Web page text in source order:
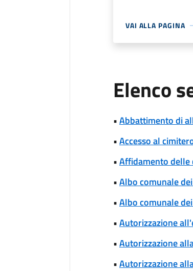
VAI ALLA PAGINA
Elenco
•Abbattimento di
•Accesso al
•Affidamento delle
•Albo comunale
•Albo comunale
•Autorizzazione
•Autorizzazione
•Autorizzazione